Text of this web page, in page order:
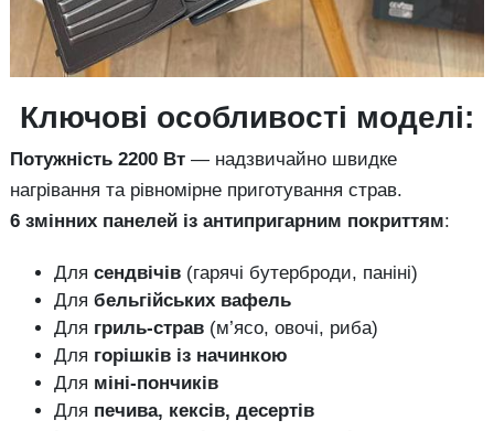
Ключові особливості моделі:
Потужність 2200 Вт — надзвичайно швидке
нагрівання та рівномірне приготування страв.
6 змінних панелей із антипригарним покриттям:
Для сендвічів (гарячі бутерброди, паніні)
Для бельгійських вафель
Для гриль-страв (м’ясо, овочі, риба)
Для горішків із начинкою
Для міні-пончиків
Для печива, кексів, десертів